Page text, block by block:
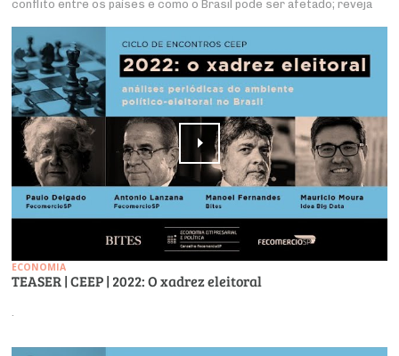
conflito entre os países e como o Brasil pode ser afetado; reveja
ECONOMIA
TEASER | CEEP | 2022: O xadrez eleitoral
.